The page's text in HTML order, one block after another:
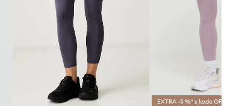
EXTRA -5 %* s kodo OFF